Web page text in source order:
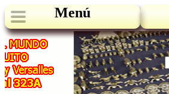
Menú